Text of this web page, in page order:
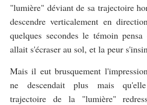
"lumière" déviant de sa trajectoire
descendre verticalement en
quelques secondes le témoin
allait s'écraser au sol, et la peur
Mais il eut brusquement
ne descendait plus mais
trajectoire de la "lumière"